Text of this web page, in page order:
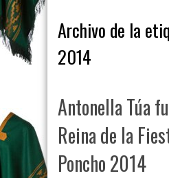
Archivo de la
2014
Antonella Túa
Reina de la
Poncho 2014